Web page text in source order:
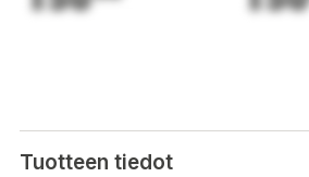
Tuotteen tiedot